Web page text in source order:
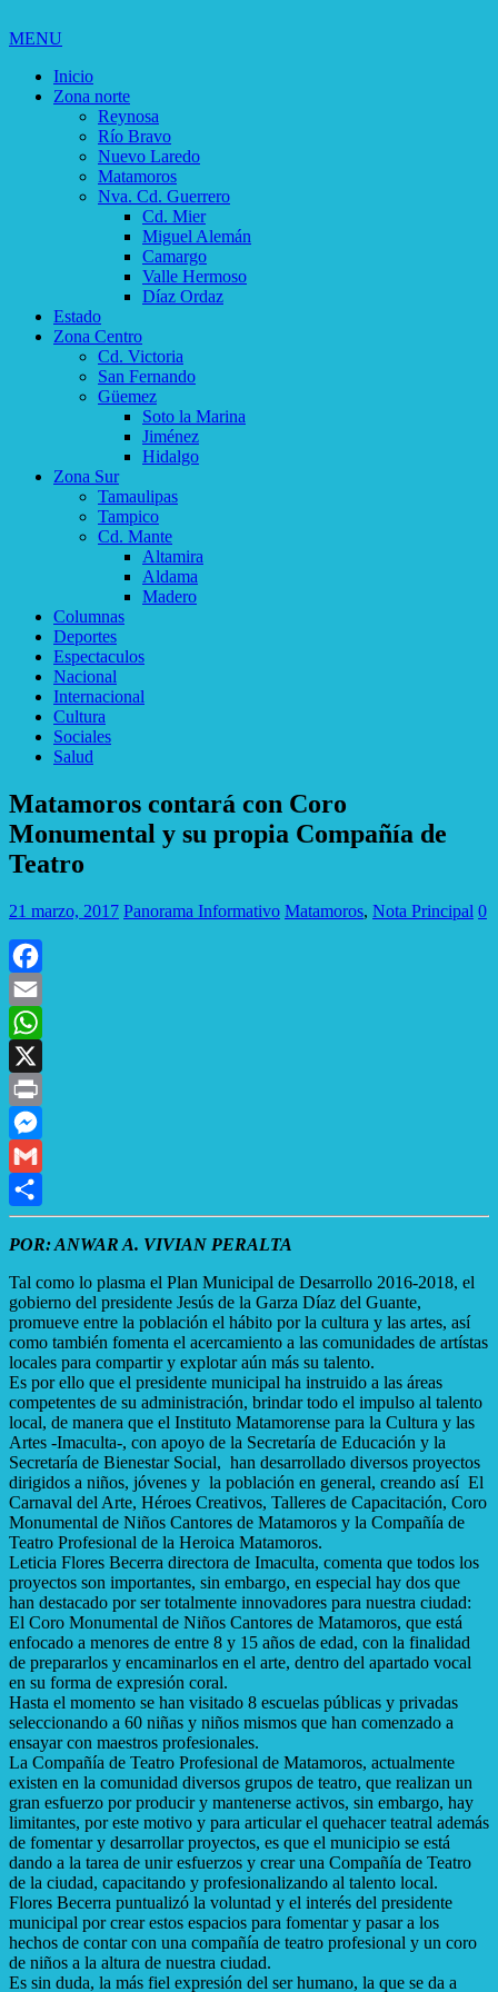
MENU
Inicio
Zona norte
Reynosa
Río Bravo
Nuevo Laredo
Matamoros
Nva. Cd. Guerrero
Cd. Mier
Miguel Alemán
Camargo
Valle Hermoso
Díaz Ordaz
Estado
Zona Centro
Cd. Victoria
San Fernando
Güemez
Soto la Marina
Jiménez
Hidalgo
Zona Sur
Tamaulipas
Tampico
Cd. Mante
Altamira
Aldama
Madero
Columnas
Deportes
Espectaculos
Nacional
Internacional
Cultura
Sociales
Salud
Matamoros contará con Coro
Monumental y su propia Compañía de
Teatro
21 marzo, 2017 Panorama Informativo Matamoros, Nota Principal 0
Facebook
Email
WhatsApp
X
Print
Messenger
Gmail
Compartir
POR: ANWAR A. VIVIAN PERALTA
Tal como lo plasma el Plan Municipal de Desarrollo 2016-2018, el
gobierno del presidente Jesús de la Garza Díaz del Guante,
promueve entre la población el hábito por la cultura y las artes, así
como también fomenta el acercamiento a las comunidades de artístas
locales para compartir y explotar aún más su talento.
Es por ello que el presidente municipal ha instruido a las áreas
competentes de su administración, brindar todo el impulso al talento
local, de manera que el Instituto Matamorense para la Cultura y las
Artes -Imaculta-, con apoyo de la Secretaría de Educación y la
Secretaría de Bienestar Social, han desarrollado diversos proyectos
dirigidos a niños, jóvenes y la población en general, creando así El
Carnaval del Arte, Héroes Creativos, Talleres de Capacitación, Coro
Monumental de Niños Cantores de Matamoros y la Compañía de
Teatro Profesional de la Heroica Matamoros.
Leticia Flores Becerra directora de Imaculta, comenta que todos los
proyectos son importantes, sin embargo, en especial hay dos que
han destacado por ser totalmente innovadores para nuestra ciudad:
El Coro Monumental de Niños Cantores de Matamoros, que está
enfocado a menores de entre 8 y 15 años de edad, con la finalidad
de prepararlos y encaminarlos en el arte, dentro del apartado vocal
en su forma de expresión coral.
Hasta el momento se han visitado 8 escuelas públicas y privadas
seleccionando a 60 niñas y niños mismos que han comenzado a
ensayar con maestros profesionales.
La Compañía de Teatro Profesional de Matamoros, actualmente
existen en la comunidad diversos grupos de teatro, que realizan un
gran esfuerzo por producir y mantenerse activos, sin embargo, hay
limitantes, por este motivo y para articular el quehacer teatral además
de fomentar y desarrollar proyectos, es que el municipio se está
dando a la tarea de unir esfuerzos y crear una Compañía de Teatro
de la ciudad, capacitando y profesionalizando al talento local.
Flores Becerra puntualizó la voluntad y el interés del presidente
municipal por crear estos espacios para fomentar y pasar a los
hechos de contar con una compañía de teatro profesional y un coro
de niños a la altura de nuestra ciudad.
Es sin duda, la más fiel expresión del ser humano, la que se da a